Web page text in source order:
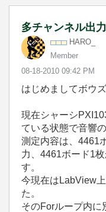
多チャンネル出
HARO_
Member
‎08-18-2010 09:42 PM
はじめましてボウズ
現在シャーシ
ている状態で音響
測定内容は、4461
力、4461ボード1
す。
今現在はLabView
た。
そのForループ内に